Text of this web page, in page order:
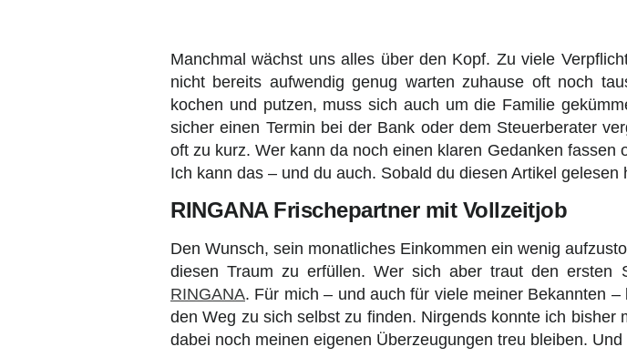
Manchmal wächst uns alles über den Kopf. Zu viele
nicht bereits aufwendig genug warten zuhause oft noch
kochen und putzen, muss sich auch um die Familie
sicher einen Termin bei der Bank oder dem Steuerberater
oft zu kurz. Wer kann da noch einen klaren Gedanken
Ich kann das – und du auch. Sobald du diesen Artikel gelesen
RINGANA Frischepartner mit Vollzeitjob
Den Wunsch, sein monatliches Einkommen ein wenig
diesen Traum zu erfüllen. Wer sich aber traut den ersten
RINGANA. Für mich – und auch für viele meiner Bekannten
den Weg zu sich selbst zu finden. Nirgends konnte ich
dabei noch meinen eigenen Überzeugungen treu bleiben.